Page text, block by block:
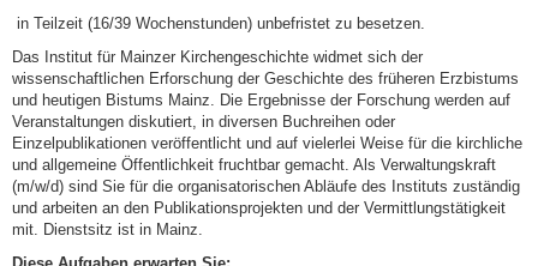
in Teilzeit (16/39 Wochenstunden) unbefristet zu besetzen.
Das Institut für Mainzer Kirchengeschichte widmet sich der
wissenschaftlichen Erforschung der Geschichte des früheren Erzbistums
und heutigen Bistums Mainz. Die Ergebnisse der Forschung werden auf
Veranstaltungen diskutiert, in diversen Buchreihen oder
Einzelpublikationen veröffentlicht und auf vielerlei Weise für die kirchliche
und allgemeine Öffentlichkeit fruchtbar gemacht. Als Verwaltungskraft
(m/w/d) sind Sie für die organisatorischen Abläufe des Instituts zuständig
und arbeiten an den Publikationsprojekten und der Vermittlungstätigkeit
mit. Dienstsitz ist in Mainz.